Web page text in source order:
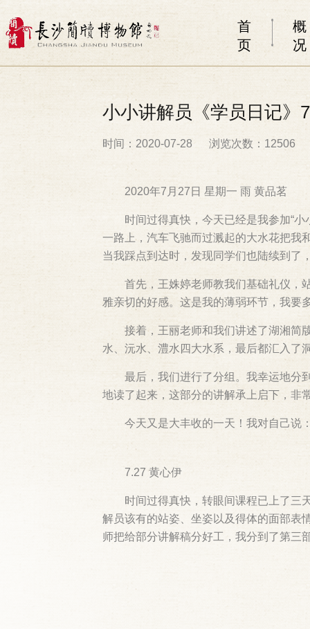
首
页
概
况
小小讲解员《学员日记》
时间：2020-07-28 浏览次数：12506
2020年7月27日 星期一 雨 黄品茗
时间过得真快，今天已经是我参加“
一路上，汽车飞驰而过溅起的大水花把我
当我踩点到达时，发现同学们也陆续到了
首先，王姝婷老师教我们基础礼仪，
雅亲切的好感。这是我的薄弱环节，我要
接着，王丽老师和我们讲述了湖湘简
水、沅水、澧水四大水系，最后都汇入了
最后，我们进行了分组。我幸运地分
地读了起来，这部分的讲解承上启下，非
今天又是大丰收的一天！我对自己说
7.27 黄心伊
时间过得真快，转眼间课程已上了三
解员该有的站姿、坐姿以及得体的面部表
师把给部分讲解稿分好工，我分到了第三